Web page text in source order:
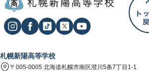
札幌新陽高等学校
〒005-0005 北海道札幌市南区澄川5条7丁目1-1